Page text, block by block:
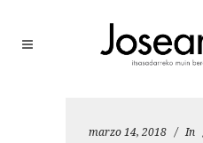
marzo 14, 2018 In